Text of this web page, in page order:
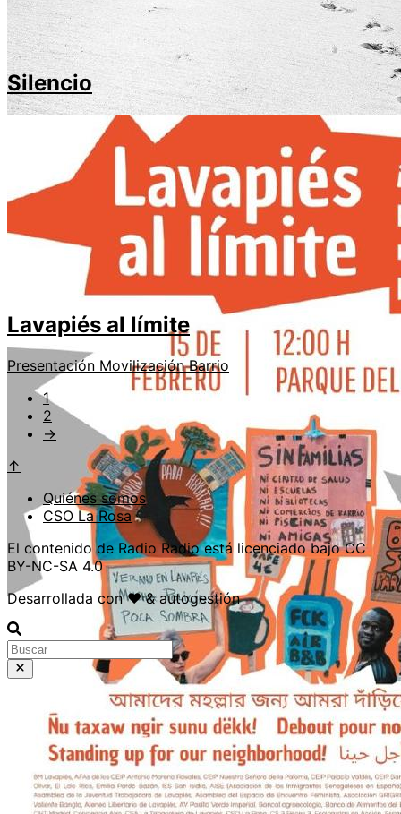
Silencio
Lavapiés al límite
Presentación MovilizaciónBarrio
1
2
→
↑
Quiénes somos
CSO La Rosa
El contenido de Radio Radio está licenciado bajo CC
BY-NC-SA 4.0
Desarrollada con ❤️ & autogestión